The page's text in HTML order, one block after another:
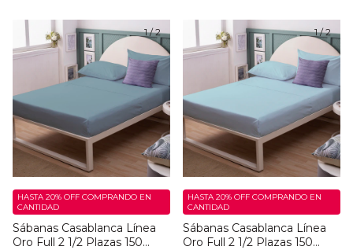
1/2
Sábanas Casablanca Línea
Oro Full 2 1/2 Plazas 150
HASTA 20% OFF COMPRANDO EN
CANTIDAD
1/2
Sábanas Casablanca Línea
Oro Full 2 1/2 Plazas 150
HASTA 20% OFF COMPRANDO EN
CANTIDAD